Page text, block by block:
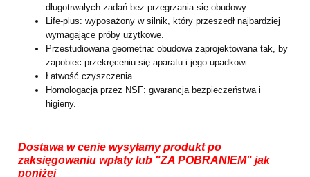
długotrwałych zadań bez przegrzania się obudowy.
Life-plus: wyposażony w silnik, który przeszedł najbardziej
wymagające próby użytkowe.
Przestudiowana geometria: obudowa zaprojektowana tak, by
zapobiec przekręceniu się aparatu i jego upadkowi.
Łatwość czyszczenia.
Homologacja przez NSF: gwarancja bezpieczeństwa i
higieny.
Dostawa w cenie wysyłamy produkt po
zaksięgowaniu wpłaty lub "ZA POBRANIEM" jak
poniżej